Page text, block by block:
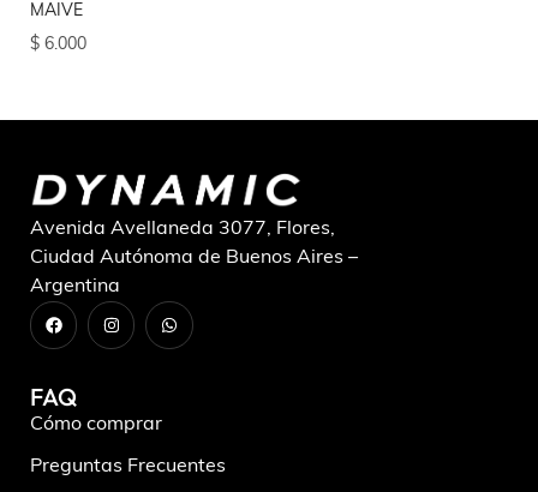
MAIVE
$ 6.000
Avenida Avellaneda 3077, Flores,
Ciudad Autónoma de Buenos Aires –
Argentina
FAQ
Cómo comprar
Preguntas Frecuentes